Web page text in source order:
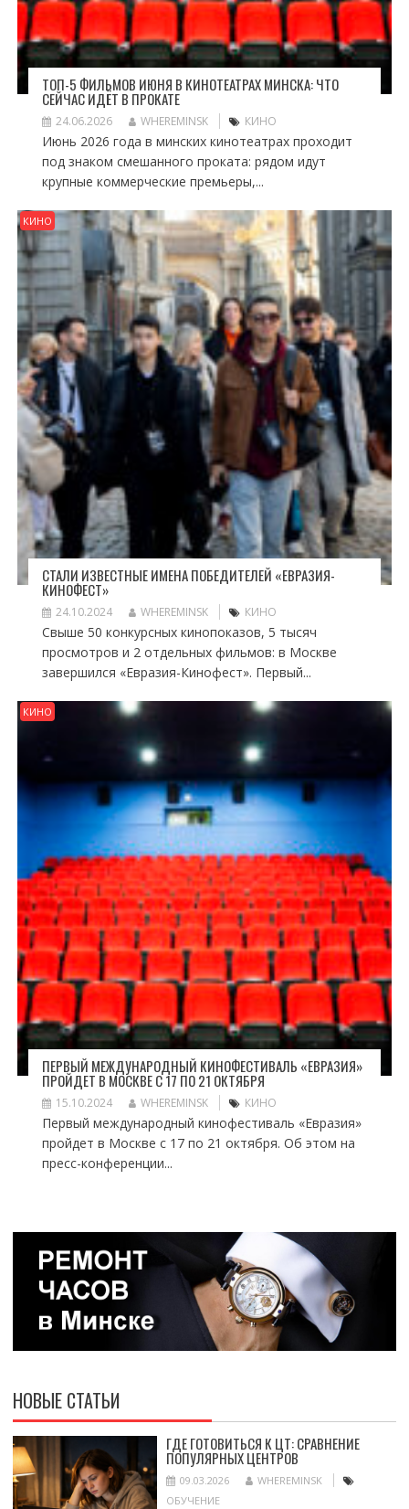
ТОП-5 ФИЛЬМОВ ИЮНЯ В КИНОТЕАТРАХ МИНСКА: ЧТО
СЕЙЧАС ИДЁТ В ПРОКАТЕ
24.06.2026 WHEREMINSK КИНО
Июнь 2026 года в минских кинотеатрах проходит
под знаком смешанного проката: рядом идут
крупные коммерческие премьеры,...
КИНО
СТАЛИ ИЗВЕСТНЫЕ ИМЕНА ПОБЕДИТЕЛЕЙ «ЕВРАЗИЯ-
КИНОФЕСТ»
24.10.2024 WHEREMINSK КИНО
Свыше 50 конкурсных кинопоказов, 5 тысяч
просмотров и 2 отдельных фильмов: в Москве
завершился «Евразия-Кинофест». Первый...
КИНО
ПЕРВЫЙ МЕЖДУНАРОДНЫЙ КИНОФЕСТИВАЛЬ «ЕВРАЗИЯ»
ПРОЙДЕТ В МОСКВЕ С 17 ПО 21 ОКТЯБРЯ
15.10.2024 WHEREMINSK КИНО
Первый международный кинофестиваль «Евразия»
пройдет в Москве с 17 по 21 октября. Об этом на
пресс-конференции...
НОВЫЕ СТАТЬИ
ГДЕ ГОТОВИТЬСЯ К ЦТ: СРАВНЕНИЕ
ПОПУЛЯРНЫХ ЦЕНТРОВ
09.03.2026
WHEREMINSK
ОБУЧЕНИЕ